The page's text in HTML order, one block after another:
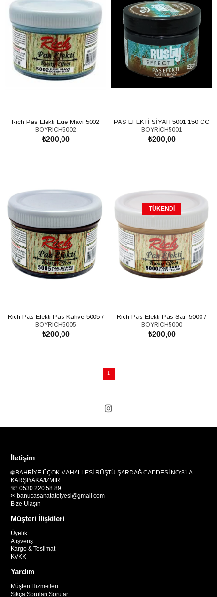
Rich Pas Efekti Ege Mavi 5002
/150cc
BOYRICH5002
₺200,00
PAS EFEKTİ SİYAH 5001 150 CC
BOYRİCH5001
₺200,00
Rich Pas Efekti Pas Kahve 5005 /
150cc
BOYRICH5005
₺200,00
TÜKENDI
Rich Pas Efekti Pas Sari 5000 /
150cc
BOYRICH5000
₺200,00
1
İletişim
🌐 BAHRİYE ÜÇOK MAHALLESİ RÜŞTÜ ŞARDAĞ CADDESİ NO:31 A
KARŞIYAKA/İZMİR
☏ 0530 220 58 89
✉ banucasanatatolyesi@gmail.com
Bize Ulaşın
Müşteri İlişkileri
Üyelik
Alışveriş
Kargo & Teslimat
KVKK
Yardım
Müşteri Hizmetleri
Sıkça Sorulan Sorular